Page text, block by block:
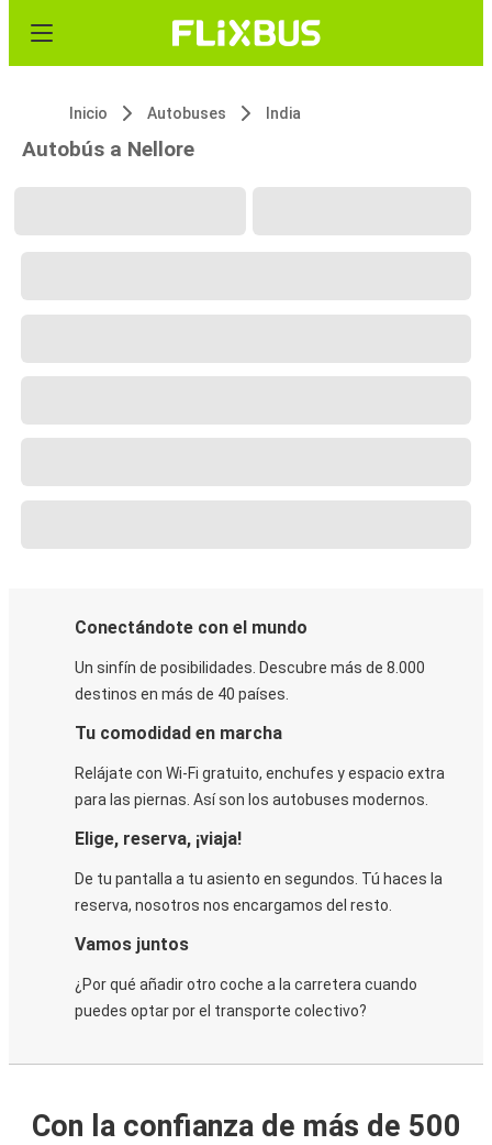
Inicio Autobuses India
Autobús a Nellore
Conectándote con el mundo
Un sinfín de posibilidades. Descubre más de 8.000
destinos en más de 40 países.
Tu comodidad en marcha
Relájate con Wi-Fi gratuito, enchufes y espacio extra
para las piernas. Así son los autobuses modernos.
Elige, reserva, ¡viaja!
De tu pantalla a tu asiento en segundos. Tú haces la
reserva, nosotros nos encargamos del resto.
Vamos juntos
¿Por qué añadir otro coche a la carretera cuando
puedes optar por el transporte colectivo?
Con la confianza de más de 500